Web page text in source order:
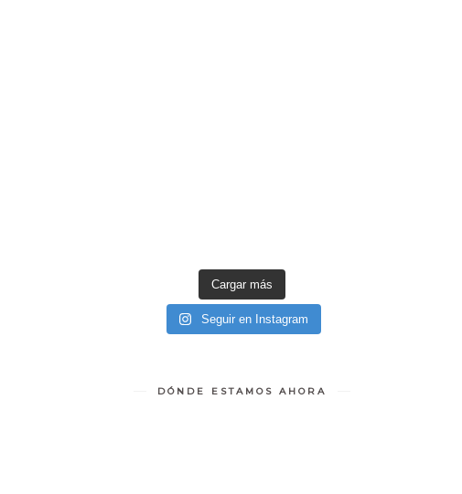
Cargar más
Seguir en Instagram
DÓNDE ESTAMOS AHORA